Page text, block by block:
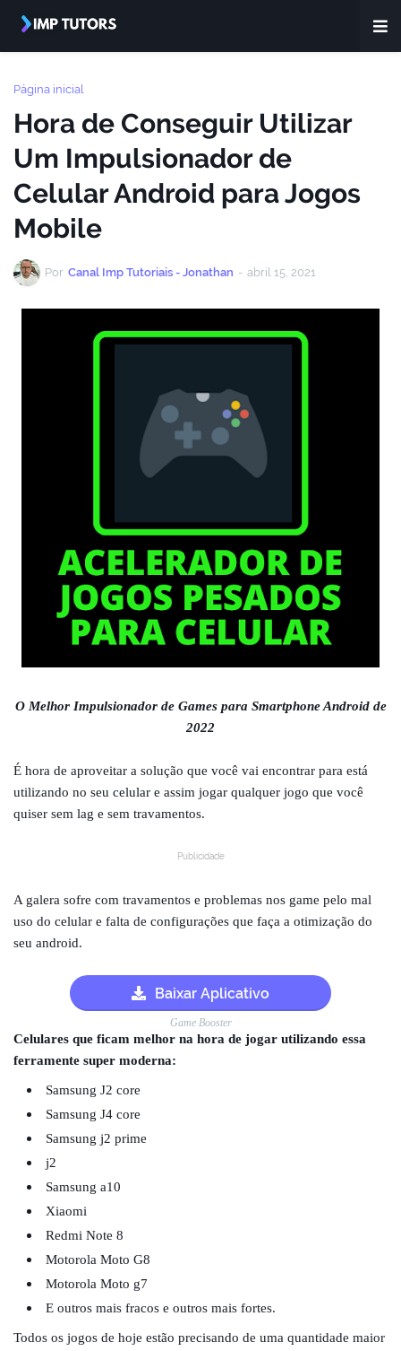
Página inicial
Hora de Conseguir Utilizar
Um Impulsionador de
Celular Android para Jogos
Mobile
Por Canal Imp Tutoriais - Jonathan - abril 15, 2021
O Melhor Impulsionador de Games para Smartphone Android de
2022
É hora de aproveitar a solução que você vai encontrar para está
utilizando no seu celular e assim jogar qualquer jogo que você
quiser sem lag e sem travamentos.
Publicidade
A galera sofre com travamentos e problemas nos game pelo mal
uso do celular e falta de configurações que faça a otimização do
seu android.
Baixar Aplicativo
Game Booster
Celulares que ficam melhor na hora de jogar utilizando essa
ferramente super moderna:
Samsung J2 core
Samsung J4 core
Samsung j2 prime
j2
Samsung a10
Xiaomi
Redmi Note 8
Motorola Moto G8
Motorola Moto g7
E outros mais fracos e outros mais fortes.
Todos os jogos de hoje estão precisando de uma quantidade maior